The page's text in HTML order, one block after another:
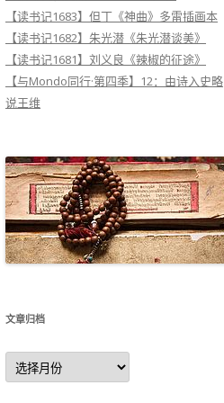
【读书记1683】但丁《神曲》多雷插画本
【读书记1682】朱光潜《朱光潜谈美》
【读书记1681】刘义良《辣椒的征途》
【与Mondo同行·第四季】12：由诗入史略
说王维
文章归档
文
章
归